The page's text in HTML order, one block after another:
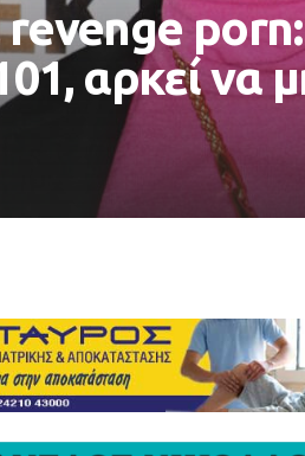
porn:
αρκεί να